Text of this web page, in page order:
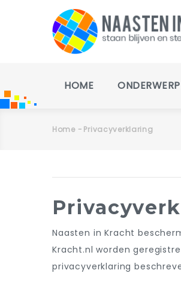
navigation
HOME
Kruimelpad
Home - Privacyverklaring
tabs
Naasten in Kracht
Kracht.nl worden
privacyverklaring